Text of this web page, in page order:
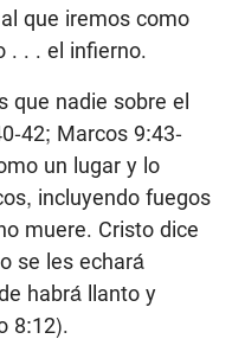
que iremos como
. . . el infierno.
que nadie sobre el
42; Marcos 9:43-
un lugar y lo
incluyendo fuegos
muere. Cristo dice
se les echará
habrá llanto y
8:12).